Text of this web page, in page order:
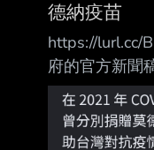
德納疫苗
https://lurl.cc/
府的官方新聞
府有下的訂單
日 台灣疫情
候 就簽署契